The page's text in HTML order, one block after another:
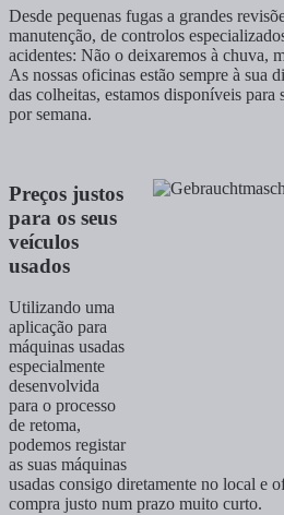
Desde pequenas fugas a grandes
manutenção, de controlos
acidentes: Não o deixaremos à chuva,
As nossas oficinas estão sempre à sua
das colheitas, estamos disponíveis
por semana.
Preços justos
para os seus
veículos
usados
Utilizando uma
aplicação para
máquinas usadas
especialmente
desenvolvida
para o processo
de retoma,
podemos registar
as suas máquinas
usadas consigo diretamente no local e
compra justo num prazo muito curto.